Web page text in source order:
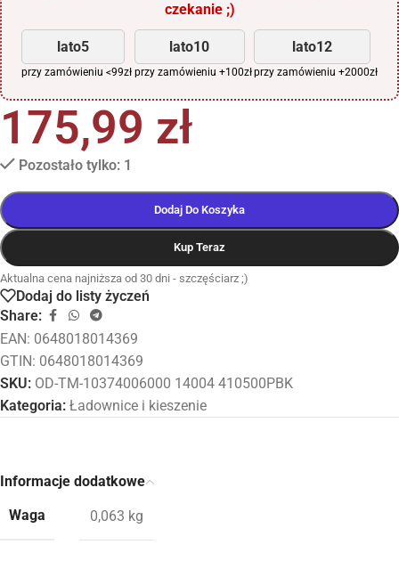
czekanie ;)
lato5
przy zamówieniu <99zł
lato10
przy zamówieniu +100zł
lato12
przy zamówieniu +2000zł
175,99 zł
Pozostało tylko: 1
Dodaj Do Koszyka
Kup Teraz
Aktualna cena najniższa od 30 dni - szczęściarz ;)
Dodaj do listy życzeń
Share:
EAN: 0648018014369
GTIN: 0648018014369
SKU: OD-TM-10374006000 14004 410500PBK
Kategoria: Ładownice i kieszenie
Informacje dodatkowe
Waga
0,063 kg